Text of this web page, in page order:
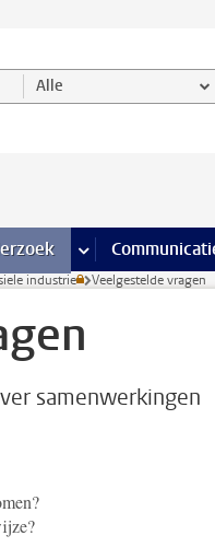
Alle
pagina’s
meer Onderzoek
industrie Veelgestelde vragen
samenwerkingen